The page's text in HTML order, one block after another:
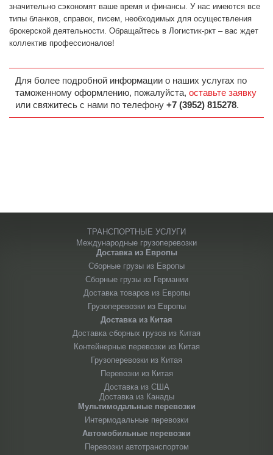
значительно сэкономят ваше время и финансы. У нас имеются все
типы бланков, справок, писем, необходимых для осуществления
брокерской деятельности. Обращайтесь в Логистик-ркт – вас ждет
коллектив профессионалов!
Для более подробной информации о наших услугах по
таможенному оформлению, пожалуйста, оставьте заявку
или свяжитесь с нами по телефону +7 (3952) 815278.
ТРАНСПОРТНЫЕ УСЛУГИ
Международные грузоперевозки
Доставка из Европы
Сборные грузы из Европы
Сборные грузы из Германии
Доставка товаров из Европы
Грузоперевозки из Европы
Доставка из Китая
Доставка сборных грузов из Китая
Контейнерные перевозки из Китая
Грузоперевозки из Китая
Перевозки из Китая
Доставка из США
Доставка из Канады
Мультимодальные перевозки
Интермодальные перевозки
Автомобильные перевозки
Перевозки автотранспортом